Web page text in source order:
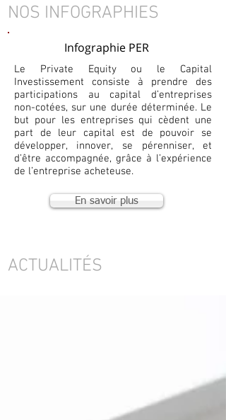
NOS INFOGRAPHIES
Infographie PER
Le Private Equity ou le Capital
Investissement consiste à prendre des
participations au capital d’entreprises
non-cotées, sur une durée déterminée. Le
but pour les entreprises qui cèdent une
part de leur capital est de pouvoir se
développer, innover, se pérenniser, et
d’être accompagnée, grâce à l’expérience
de l’entreprise acheteuse.
En savoir plus
ACTUALITÉS